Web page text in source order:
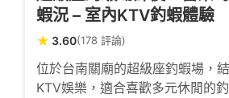
蝦況 – 室內KTV釣蝦體驗
★ 3.60(178 評論)
位於台南關廟的超級座釣蝦場，
KTV娛樂，適合喜歡多元休閒的